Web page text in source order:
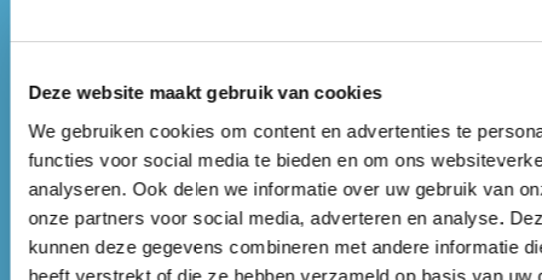
Deze website maakt gebruik van cookies
We gebruiken cookies om content en advertenties te
functies voor social media te bieden en om ons
analyseren. Ook delen we informatie over uw gebruik van
onze partners voor social media, adverteren en analyse.
kunnen deze gegevens combineren met andere informatie
heeft verstrekt of die ze hebben verzameld op basis van uw
ontvangen
Door je aan te melden voor deze nieuwsbrief blijf je
op de hoogte van het laatste (ver)taalnieuws van
Taalcentrum-VU.
Voornaam *